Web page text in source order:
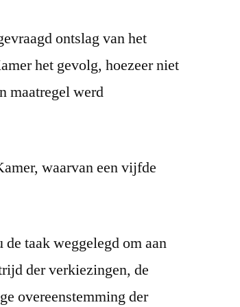
ontslag van het
het gevolg, hoezeer niet
maatregel werd
waarvan een vijfde
taak weggelegd om aan
der verkiezingen, de
overeenstemming der